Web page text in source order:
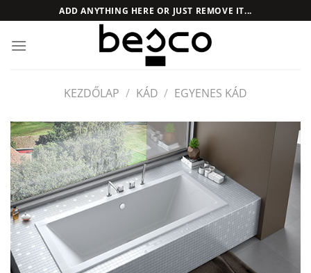
to
content
ADD ANYTHING HERE OR JUST REMOVE IT...
KEZDŐLAP / KÁD / EGYENES KÁD